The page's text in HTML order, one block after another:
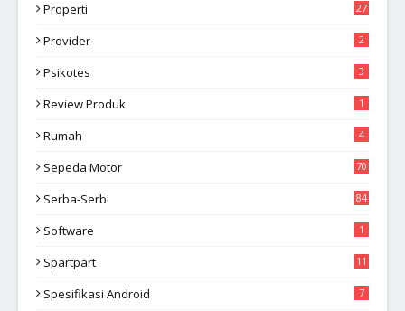
Properti 27
Provider 2
Psikotes 3
Review Produk 1
Rumah 4
Sepeda Motor 70
Serba-Serbi 84
Software 1
Spartpart 11
Spesifikasi Android 7